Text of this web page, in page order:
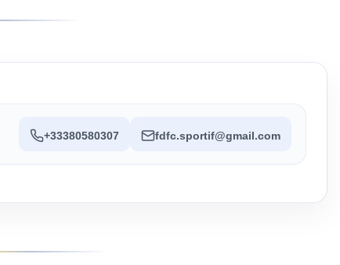
+33380580307 fdfc.sportif@gmail.com